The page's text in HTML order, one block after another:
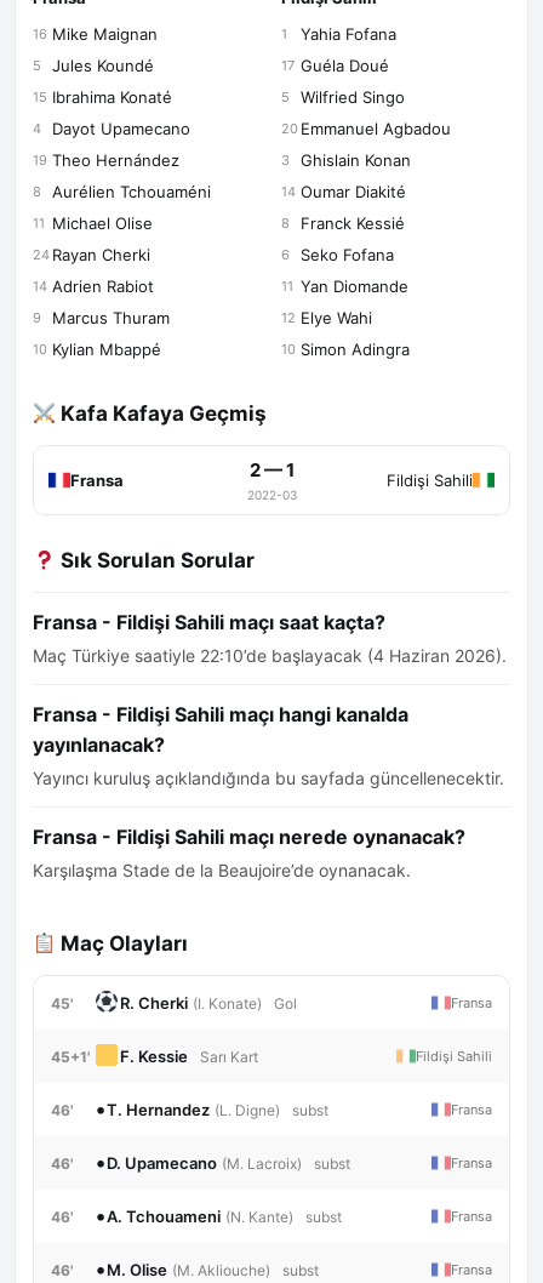
16 Mike Maignan
5 Jules Koundé
15 Ibrahima Konaté
4 Dayot Upamecano
19 Theo Hernández
8 Aurélien Tchouaméni
11 Michael Olise
24 Rayan Cherki
14 Adrien Rabiot
9 Marcus Thuram
10 Kylian Mbappé
1 Yahia Fofana
17 Guéla Doué
5 Wilfried Singo
20 Emmanuel Agbadou
3 Ghislain Konan
14 Oumar Diakité
8 Franck Kessié
6 Seko Fofana
11 Yan Diomande
12 Elye Wahi
10 Simon Adingra
Kafa Kafaya Geçmiş
Fransa 2 — 1
2022-03
Fildişi Sahili
Sık Sorulan Sorular
Fransa - Fildişi Sahili maçı saat kaçta?
Maç Türkiye saatiyle 22:10’de başlayacak (4 Haziran 2026).
Fransa - Fildişi Sahili maçı hangi kanalda
yayınlanacak?
Yayıncı kuruluş açıklandığında bu sayfada güncellenecektir.
Fransa - Fildişi Sahili maçı nerede oynanacak?
Karşılaşma Stade de la Beaujoire’de oynanacak.
Maç Olayları
45' R. Cherki (I. Konate) Gol Fransa
45+1' F. Kessie Sarı Kart Fildişi Sahili
46' •T. Hernandez (L. Digne) subst Fransa
46' •D. Upamecano (M. Lacroix) subst Fransa
46' •A. Tchouameni (N. Kante) subst Fransa
46' •M. Olise (M. Akliouche) subst Fransa